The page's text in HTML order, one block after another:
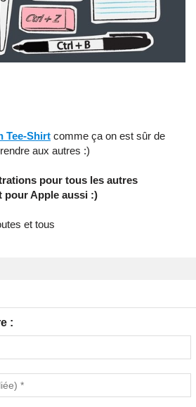
Tee-Shirt comme ça on est sûr de
aux autres :)
pour tous les autres
pour Apple aussi :)
et tous
: